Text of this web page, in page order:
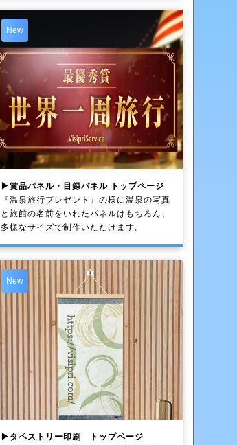
New
▶賞品パネル・目録パネル トップページ
『温泉旅行プレゼント』の様に温泉の写真
と旅館の名前をいれたパネルはもちろん、
多様なサイズで制作いただけます。
New
▶タペストリー印刷 トップページ